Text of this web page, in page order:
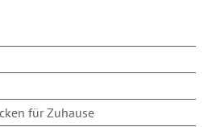
für Zuhause